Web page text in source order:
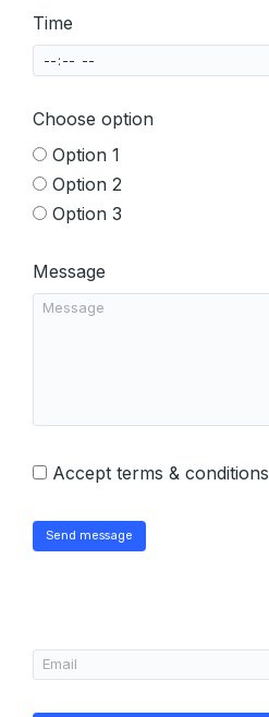
Time
Choose option
Option 1
Option 2
Option 3
Message
Accept terms & conditions
Send message